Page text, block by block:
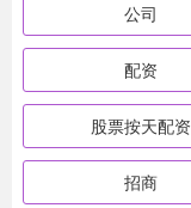
公司
配资
股票按天配资
招商